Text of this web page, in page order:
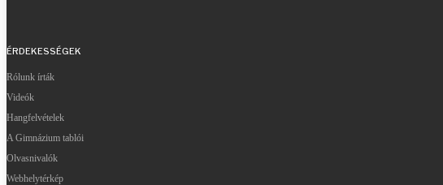
ÉRDEKESSÉGEK
Rólunk írták
Videók
Hangfelvételek
A Gimnázium tablói
Olvasnivalók
Webhelytérkép